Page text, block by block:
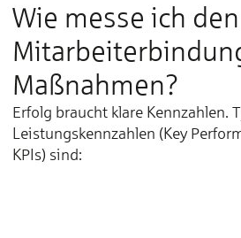
Wie messe ich
Maßnahmen?
Erfolg braucht klare Kennzahlen.
Leistungskennzahlen (Key
KPIs) sind: